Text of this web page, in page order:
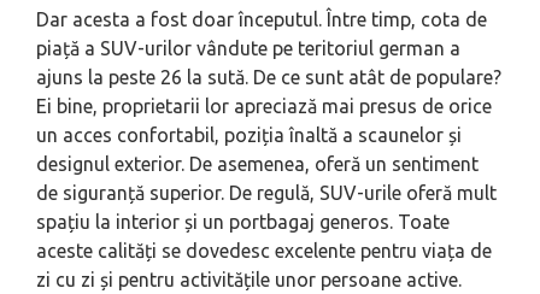
Dar acesta a fost doar începutul. Între timp, cota de
piață a SUV-urilor vândute pe teritoriul german a
ajuns la peste 26 la sută. De ce sunt atât de populare?
Ei bine, proprietarii lor apreciază mai presus de orice
un acces confortabil, poziția înaltă a scaunelor și
designul exterior. De asemenea, oferă un sentiment
de siguranță superior. De regulă, SUV-urile oferă mult
spațiu la interior și un portbagaj generos. Toate
aceste calități se dovedesc excelente pentru viața de
zi cu zi și pentru activitățile unor persoane active.